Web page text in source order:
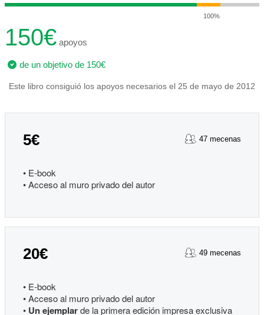
100%
150€ apoyos
de un objetivo de 150€
Este libro consiguió los apoyos necesarios el 25 de mayo de 2012
5€ 47 mecenas
• E-book
• Acceso al muro privado del autor
20€ 49 mecenas
• E-book
• Acceso al muro privado del autor
• Un ejemplarde la primera edición impresa exclusiva